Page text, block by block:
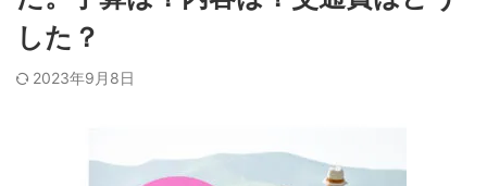
した？
2023年9月8日